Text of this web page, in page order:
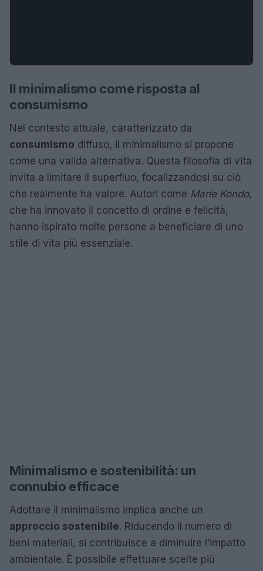
Il minimalismo come risposta al
consumismo
Nel contesto attuale, caratterizzato da
consumismo diffuso, il minimalismo si propone
come una valida alternativa. Questa filosofia di vita
invita a limitare il superfluo, focalizzandosi su ciò
che realmente ha valore. Autori come Marie Kondo,
che ha innovato il concetto di ordine e felicità,
hanno ispirato molte persone a beneficiare di uno
stile di vita più essenziale.
Minimalismo e sostenibilità: un
connubio efficace
Adottare il minimalismo implica anche un
approccio sostenibile. Riducendo il numero di
beni materiali, si contribuisce a diminuire l’impatto
ambientale. È possibile effettuare scelte più